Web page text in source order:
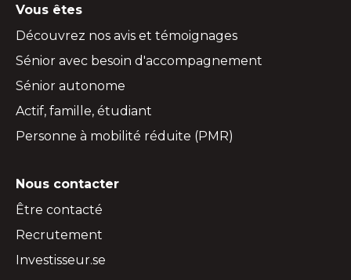
Vous êtes
Découvrez nos avis et témoignages
Sénior avec besoin d'accompagnement
Sénior autonome
Actif, famille, étudiant
Personne à mobilité réduite (PMR)
Nous contacter
Être contacté
Recrutement
Investisseur.se